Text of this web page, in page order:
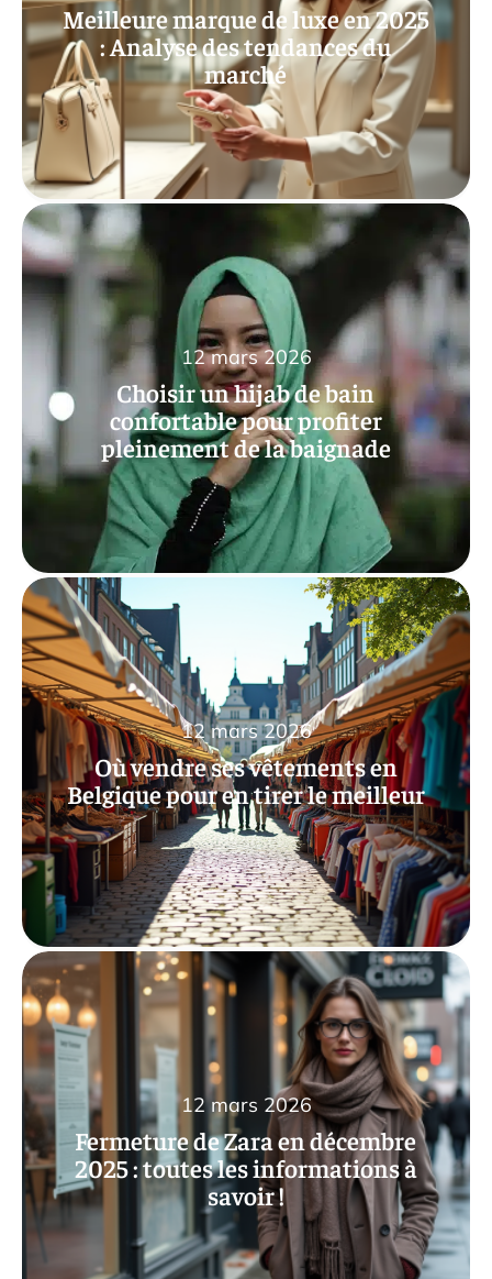
Meilleure marque de luxe en 2025
: Analyse des tendances du
marché
Choisir un hijab de bain
confortable pour profiter
pleinement de la baignade
12 mars 2026
Où vendre ses vêtements en
Belgique pour en tirer le meilleur
12 mars 2026
Fermeture de Zara en décembre
2025 : toutes les informations à
savoir !
12 mars 2026